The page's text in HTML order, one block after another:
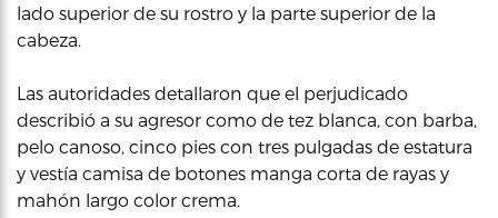
lado superior de su rostro y la parte superior de la
cabeza.
Las autoridades detallaron que el perjudicado
describió a su agresor como de tez blanca, con barba,
pelo canoso, cinco pies con tres pulgadas de estatura
y vestía camisa de botones manga corta de rayas y
mahón largo color crema.